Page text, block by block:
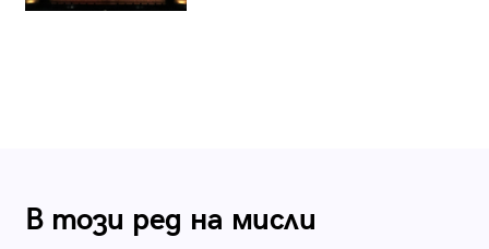
В този ред на мисли